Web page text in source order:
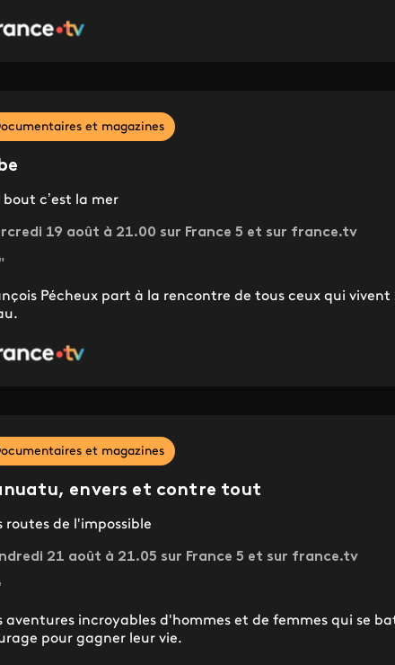
et magazines
bout c’est la mer
19 août à 21.00 sur France 5 et sur france.tv
Pécheux part à la rencontre de tous ceux qui vivent
et magazines
envers et contre tout
routes de l'impossible
21 août à 21.05 sur France 5 et sur france.tv
aventures incroyables d'hommes et de femmes qui se
pour gagner leur vie.